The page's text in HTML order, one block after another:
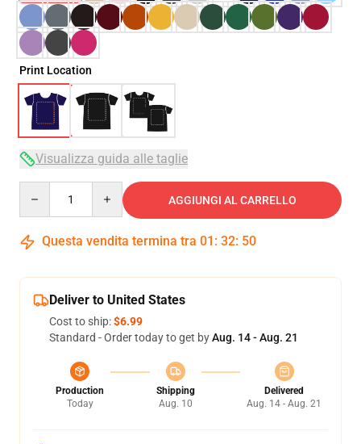
Print Location
Visualizza guida alle taglie
AGGIUNGI AL CARRELLO
Questa vendita termina tra 01 : 32: 50
Deliver to United States
Cost to ship:$6.99
Standard - Order today to get byAug. 14 - Aug. 21
Production
Today
Shipping
Aug. 10
Delivered
Aug. 14 - Aug. 21